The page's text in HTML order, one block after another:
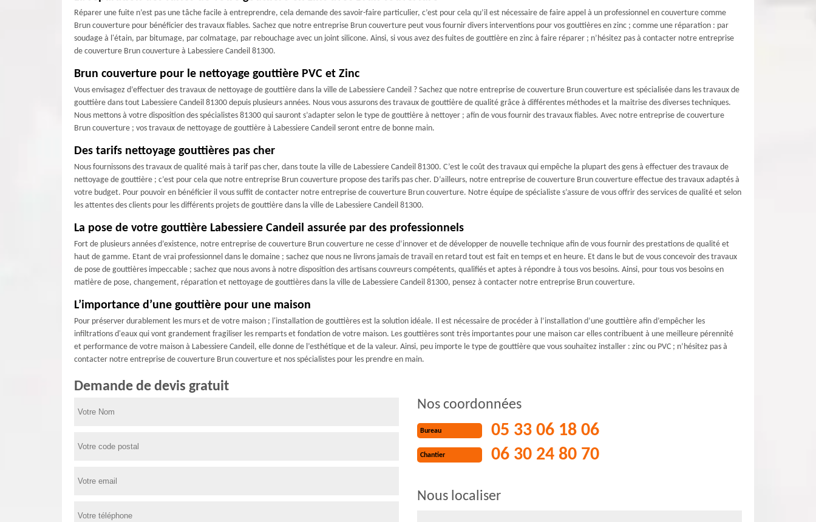
Réparer une fuite n’est pas une tâche facile à entreprendre, cela demande des savoir-faire particulier, c’est pour cela qu’il est nécessaire de faire appel à un professionnel en couverture comme
Brun couverture pour bénéficier des travaux fiables. Sachez que notre entreprise Brun couverture peut vous fournir divers interventions pour vos gouttières en zinc ; comme une réparation : par
soudage à l'étain, par bitumage, par colmatage, par rebouchage avec un joint silicone. Ainsi, si vous avez des fuites de gouttière en zinc à faire réparer ; n’hésitez pas à contacter notre entreprise
de couverture Brun couverture à Labessiere Candeil 81300.
Brun couverture pour le nettoyage gouttière PVC et Zinc
Vous envisagez d’effectuer des travaux de nettoyage de gouttière dans la ville de Labessiere Candeil ? Sachez que notre entreprise de couverture Brun couverture est spécialisée dans les travaux de
gouttière dans tout Labessiere Candeil 81300 depuis plusieurs années. Nous vous assurons des travaux de gouttière de qualité grâce à différentes méthodes et la maitrise des diverses techniques.
Nous mettons à votre disposition des spécialistes 81300 qui sauront s’adapter selon le type de gouttière à nettoyer ; afin de vous fournir des travaux fiables. Avec notre entreprise de couverture
Brun couverture ; vos travaux de nettoyage de gouttière à Labessiere Candeil seront entre de bonne main.
Des tarifs nettoyage gouttières pas cher
Nous fournissons des travaux de qualité mais à tarif pas cher, dans toute la ville de Labessiere Candeil 81300. C’est le coût des travaux qui empêche la plupart des gens à effectuer des travaux de
nettoyage de gouttière ; c’est pour cela que notre entreprise Brun couverture propose des tarifs pas cher. D’ailleurs, notre entreprise de couverture Brun couverture effectue des travaux adaptés à
votre budget. Pour pouvoir en bénéficier il vous suffit de contacter notre entreprise de couverture Brun couverture. Notre équipe de spécialiste s’assure de vous offrir des services de qualité et selon
les attentes des clients pour les différents projets de gouttière dans la ville de Labessiere Candeil 81300.
La pose de votre gouttière Labessiere Candeil assurée par des professionnels
Fort de plusieurs années d’existence, notre entreprise de couverture Brun couverture ne cesse d’innover et de développer de nouvelle technique afin de vous fournir des prestations de qualité et
haut de gamme. Etant de vrai professionnel dans le domaine ; sachez que nous ne livrons jamais de travail en retard tout est fait en temps et en heure. Et dans le but de vous concevoir des travaux
de pose de gouttières impeccable ; sachez que nous avons à notre disposition des artisans couvreurs compétents, qualifiés et aptes à répondre à tous vos besoins. Ainsi, pour tous vos besoins en
matière de pose, changement, réparation et nettoyage de gouttières dans la ville de Labessiere Candeil 81300, pensez à contacter notre entreprise Brun couverture.
L’importance d’une gouttière pour une maison
Pour préserver durablement les murs et de votre maison ; l'installation de gouttières est la solution idéale. Il est nécessaire de procéder à l’installation d’une gouttière afin d’empêcher les
infiltrations d'eaux qui vont grandement fragiliser les remparts et fondation de votre maison. Les gouttières sont très importantes pour une maison car elles contribuent à une meilleure pérennité
et performance de votre maison à Labessiere Candeil, elle donne de l’esthétique et de la valeur. Ainsi, peu importe le type de gouttière que vous souhaitez installer : zinc ou PVC ; n’hésitez pas à
contacter notre entreprise de couverture Brun couverture et nos spécialistes pour les prendre en main.
Demande de devis gratuit
Nos coordonnées
Bureau 05 33 06 18 06
Chantier 06 30 24 80 70
Nous localiser